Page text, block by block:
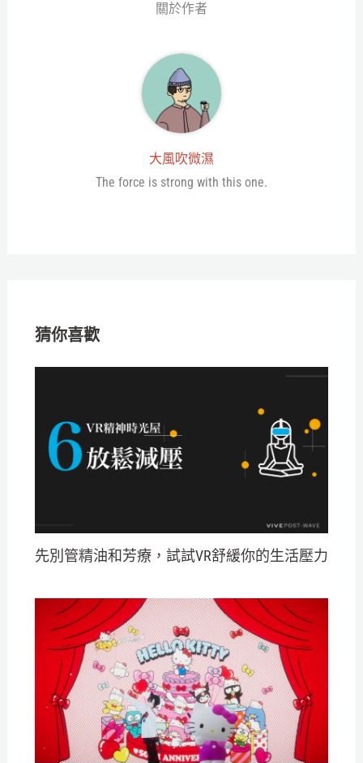
關於作者
大風吹微濕
The force is strong with this one.
猜你喜歡
先別管精油和芳療，試試VR舒緩你的生活壓力